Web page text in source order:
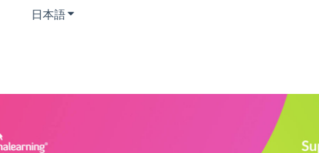
日本語翻訳のサブメニューを表示